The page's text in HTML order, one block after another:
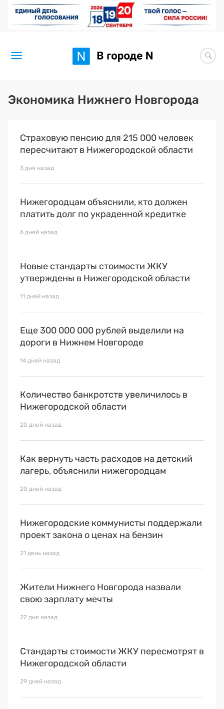
Новости
Здоровье
Искусство исцелять
Премия 2026 (текущая)
Эксперты
Экономика Нижнего Новгорода
Страховую пенсию для 215 000 человек
пересчитают в Нижегородской области
3 дня назад
Нижегородцам объяснили, кто должен
платить долг по украденной кредитке
6 дней назад
Новые стандарты стоимости ЖКУ
утверждены в Нижегородской области
11 дней назад
Еще 300 000 000 рублей выделили на
дороги в Нижнем Новгороде
14 дней назад
Количество банкротств увеличилось в
Нижегородской области
20 дней назад
Как вернуть часть расходов на детский
лагерь, объяснили нижегородцам
20 дней назад
Нижегородские коммунисты поддержали
проект закона о ценах на бензин
21 день назад
Жители Нижнего Новгорода назвали
свою зарплату мечты
22 дня назад
Стандарты стоимости ЖКУ пересмотрят в
Нижегородской области
29 дней назад